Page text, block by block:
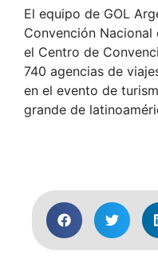
El equipo de GOL
Convención Nacional
el Centro de
740 agencias de
en el evento de
grande de